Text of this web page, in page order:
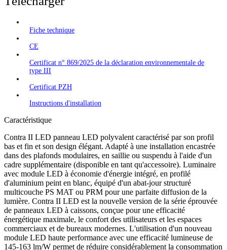
Fiche technique
CE
Certificat n° 869/2025 de la déclaration environnementale de
type III
Certificat PZH
Instructions d'installation
Caractéristique
Contra II LED panneau LED polyvalent caractérisé par son profil
bas et fin et son design élégant. Adapté à une installation encastrée
dans des plafonds modulaires, en saillie ou suspendu à l'aide d'un
cadre supplémentaire (disponible en tant qu'accessoire). Luminaire
avec module LED à économie d'énergie intégré, en profilé
d'aluminium peint en blanc, équipé d'un abat-jour structuré
multicouche PS MAT ou PRM pour une parfaite diffusion de la
lumière. Contra II LED est la nouvelle version de la série éprouvée
de panneaux LED à caissons, conçue pour une efficacité
énergétique maximale, le confort des utilisateurs et les espaces
commerciaux et de bureaux modernes. L'utilisation d'un nouveau
module LED haute performance avec une efficacité lumineuse de
145-163 lm/W permet de réduire considérablement la consommation